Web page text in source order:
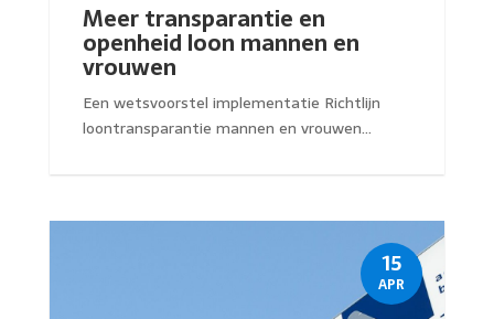
Meer transparantie en
openheid loon mannen en
vrouwen
Een wetsvoorstel implementatie Richtlijn
loontransparantie mannen en vrouwen...
15
APR